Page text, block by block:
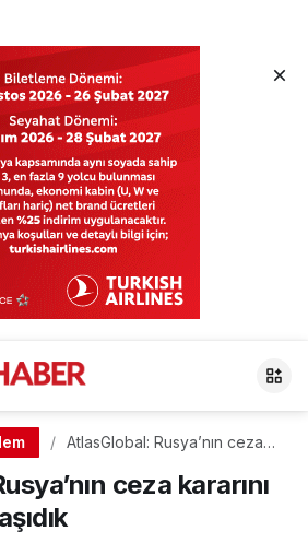
AtlasGlobal: Rusya’nın ceza
ceza kararını